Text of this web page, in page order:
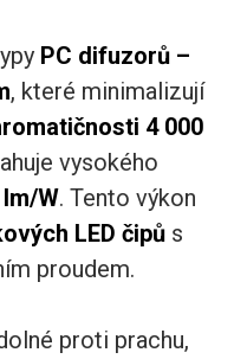
PC difuzorů –
, které minimalizují
4 000
vysokého
W. Tento výkon
LED čipůs
proudem.
proti prachu,